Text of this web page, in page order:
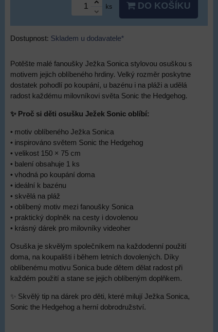
ks DO KOŠÍKU
Dostupnost: Skladem u dodavatele*
Potěšte malé fanoušky Ježka Sonica stylovou osuškou s
motivem jejich oblíbeného hrdiny. Velký rozměr poskytne
dostatek pohodlí po koupání, u bazénu i na pláži a udělá
radost každému milovníkovi světa Sonic the Hedgehog.
✨ Proč si děti osušku Ježek Sonic oblíbí:
• motiv oblíbeného Ježka Sonica
• inspirováno světem Sonic the Hedgehog
• velikost 150 × 75 cm
• balení obsahuje 1 ks
• vhodná po koupání doma
• ideální k bazénu
• skvělá na pláž
• oblíbený motiv mezi fanoušky Sonica
• praktický doplněk na cesty i dovolenou
• krásný dárek pro milovníky videoher
Osuška je skvělým společníkem na každodenní použití
doma, na koupališti i během letních dovolených. Díky
oblíbenému motivu Sonica bude dětem dělat radost při
každém použití a stane se jejich oblíbeným doplňkem.
✨ Skvělý tip na dárek pro děti, které milují Ježka Sonica,
Sonic the Hedgehog a herní dobrodružství.